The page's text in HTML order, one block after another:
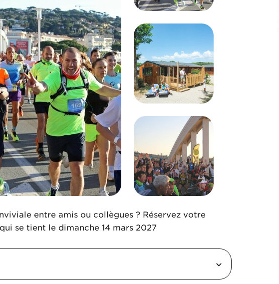
entre amis ou collègues ? Réservez votre
se tient le dimanche 14 mars 2027